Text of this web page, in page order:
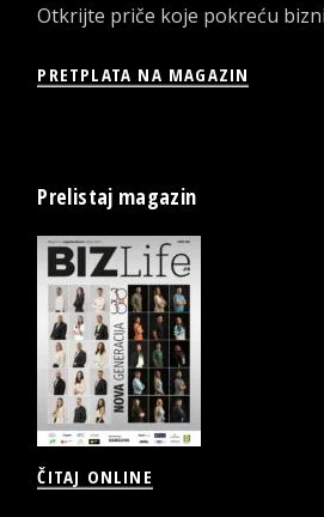
Otkrijte priče koje pokreću
PRETPLATA NA MAGAZIN
Prelistaj magazin
ČITAJ ONLINE